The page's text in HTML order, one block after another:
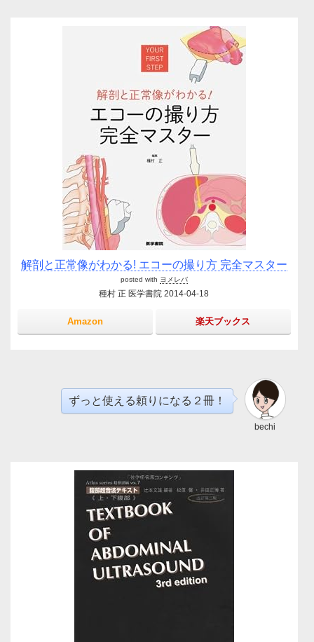
解剖と正常像がわかる! エコーの撮り方 完全マスター
posted with ヨメレバ
種村 正 医学書院 2014-04-18
Amazon 楽天ブックス
bechi
ずっと使える頼りになる２冊！